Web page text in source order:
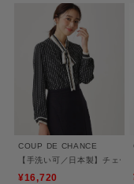
COUP DE CHANCE
【手洗い可／日本製】チェー
¥16,720